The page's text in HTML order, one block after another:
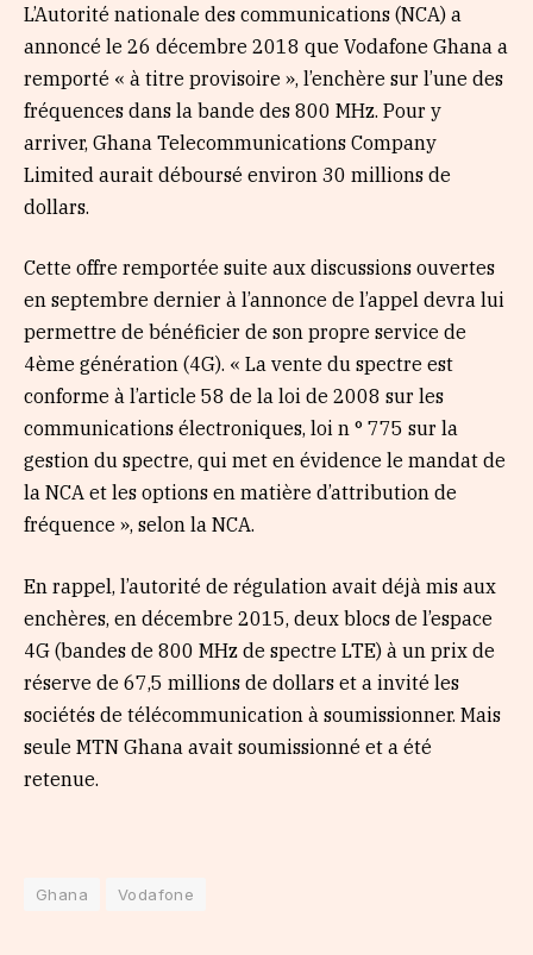
L’Autorité nationale des communications (NCA) a
annoncé le 26 décembre 2018 que Vodafone Ghana a
remporté « à titre provisoire », l’enchère sur l’une des
fréquences dans la bande des 800 MHz. Pour y
arriver, Ghana Telecommunications Company
Limited aurait déboursé environ 30 millions de
dollars.
Cette offre remportée suite aux discussions ouvertes
en septembre dernier à l’annonce de l’appel devra lui
permettre de bénéficier de son propre service de
4ème génération (4G). « La vente du spectre est
conforme à l’article 58 de la loi de 2008 sur les
communications électroniques, loi n ° 775 sur la
gestion du spectre, qui met en évidence le mandat de
la NCA et les options en matière d’attribution de
fréquence », selon la NCA.
En rappel, l’autorité de régulation avait déjà mis aux
enchères, en décembre 2015, deux blocs de l’espace
4G (bandes de 800 MHz de spectre LTE) à un prix de
réserve de 67,5 millions de dollars et a invité les
sociétés de télécommunication à soumissionner. Mais
seule MTN Ghana avait soumissionné et a été
retenue.
Ghana Vodafone